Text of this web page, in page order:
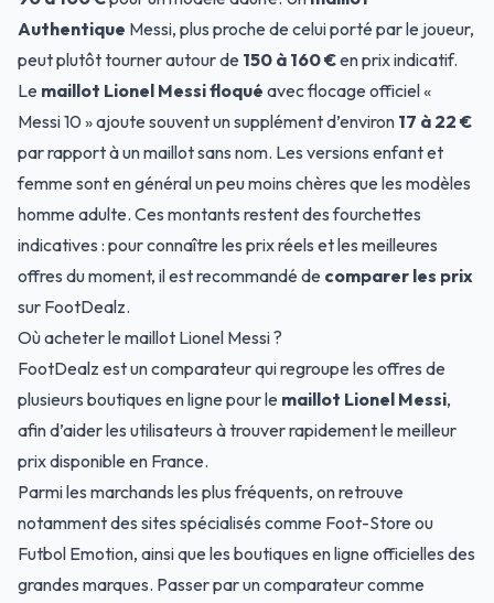
Authentique Messi, plus proche de celui porté par le joueur,
peut plutôt tourner autour de 150 à 160 €en prix indicatif.
Le maillot Lionel Messi floqué avec flocage officiel «
Messi 10 » ajoute souvent un supplément d’environ 17 à 22 €
par rapport à un maillot sans nom. Les versions enfant et
femme sont en général un peu moins chères que les modèles
homme adulte. Ces montants restent des fourchettes
indicatives : pour connaître les prix réels et les meilleures
offres du moment, il est recommandé de comparer les prix
sur FootDealz.
Où acheter le maillot Lionel Messi ?
FootDealz est un comparateur qui regroupe les offres de
plusieurs boutiques en ligne pour le maillot Lionel Messi,
afin d’aider les utilisateurs à trouver rapidement le meilleur
prix disponible en France.
Parmi les marchands les plus fréquents, on retrouve
notamment des sites spécialisés comme Foot-Store ou
Futbol Emotion, ainsi que les boutiques en ligne officielles des
grandes marques. Passer par un comparateur comme